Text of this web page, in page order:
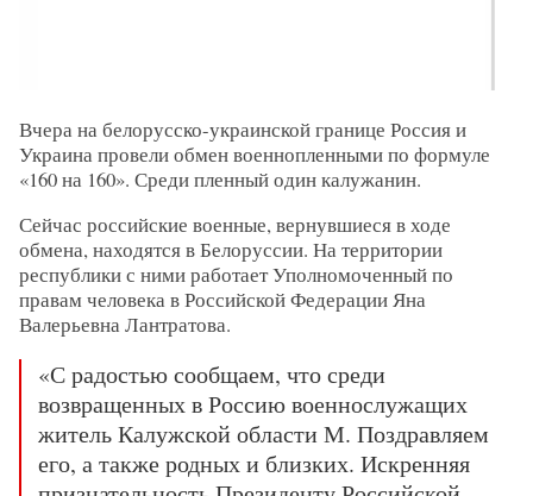
Вчера на белорусско-украинской границе Россия и
Украина провели обмен военнопленными по формуле
«160 на 160». Среди пленный один калужанин.
Сейчас российские военные, вернувшиеся в ходе
обмена, находятся в Белоруссии. На территории
республики с ними работает Уполномоченный по
правам человека в Российской Федерации Яна
Валерьевна Лантратова.
«С радостью сообщаем, что среди
возвращенных в Россию военнослужащих
житель Калужской области М. Поздравляем
его, а также родных и близких.Искренняя